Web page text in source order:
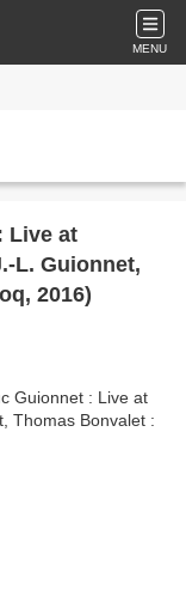
MENU
Live at
L. Guionnet,
2016)